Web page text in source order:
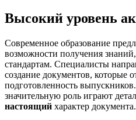
Высокий уровень
Современное образование
возможности получения
стандартам. Специалисты
создание документов, которые
подготовленность
значительную роль играют
настоящий характер документа.